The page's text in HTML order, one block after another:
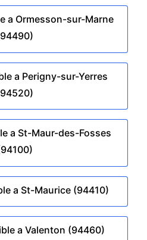
a Ormesson-sur-Marne
a Perigny-sur-Yerres
a St-Maur-des-Fosses
a St-Maurice (94410)
a Valenton (94460)